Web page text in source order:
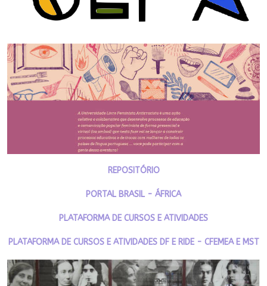
REPOSITÓRIO
PORTAL BRASIL - ÁFRICA
PLATAFORMA DE CURSOS E ATIVIDADES
PLATAFORMA DE CURSOS E ATIVIDADES DF E RIDE - CFEMEA E MST